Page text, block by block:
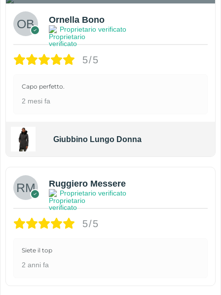
Ornella Bono
Proprietario verificato
5/5
Capo perfetto.
2 mesi fa
Giubbino Lungo Donna
Ruggiero Messere
Proprietario verificato
5/5
Siete il top
2 anni fa